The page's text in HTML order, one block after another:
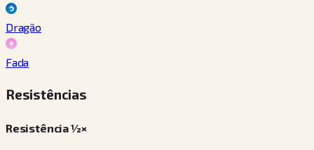
Dragão
Fada
Resistências
Resistência ½×